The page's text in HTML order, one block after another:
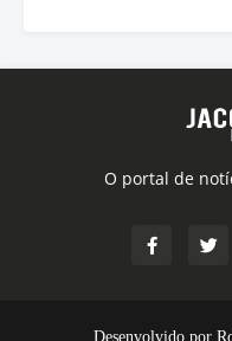
O portal de
Desenvolvido por